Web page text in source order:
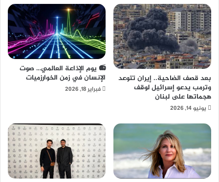
بعد قصف الضاحية.. إيران تتوعد
وترمب يدعو إسرائيل لوقف
هجماتها على لبنان
يونيو 14, 2026
📻 يوم الإذاعة العالمي… صوت
الإنسان في زمن الخوارزميات
فبراير 18, 2026